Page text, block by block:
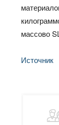
массово
Источник